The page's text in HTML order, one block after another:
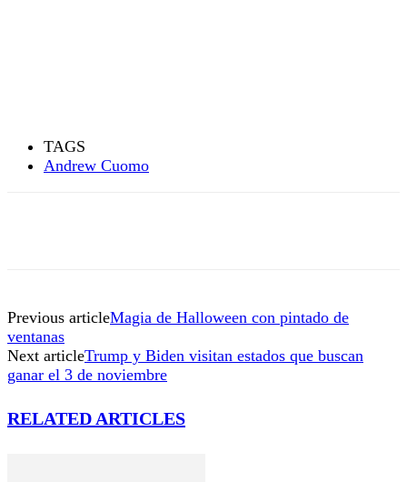
TAGS
Andrew Cuomo
Previous articleMagia de Halloween con pintado de
ventanas
Next articleTrump y Biden visitan estados que buscan
ganar el 3 de noviembre
RELATED ARTICLES